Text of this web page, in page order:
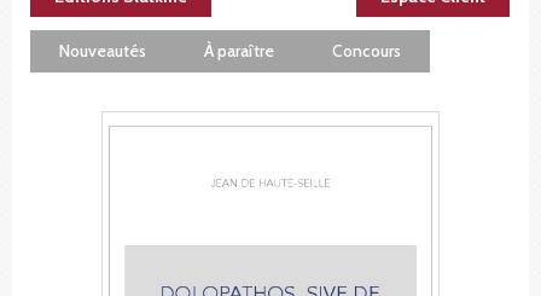
Nouveautés À paraître Concours